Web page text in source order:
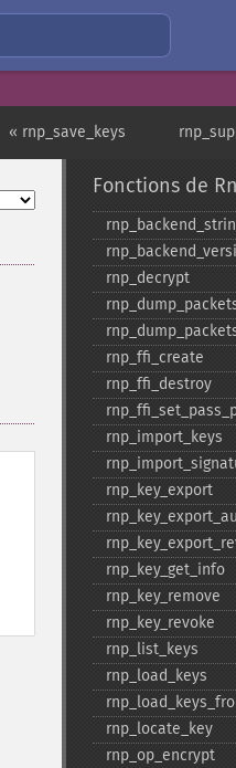
« rnp_save_keys
Fonctions de
rnp_​decrypt
rnp_​ffi_​create
rnp_​ffi_​destroy
rnp_​import_​keys
rnp_​key_​export
rnp_​key_​get_​info
rnp_​key_​remove
rnp_​key_​revoke
rnp_​list_​keys
rnp_​load_​keys
rnp_​locate_​key
rnp_​op_​encrypt